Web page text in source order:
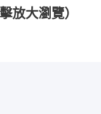
放大瀏覽）